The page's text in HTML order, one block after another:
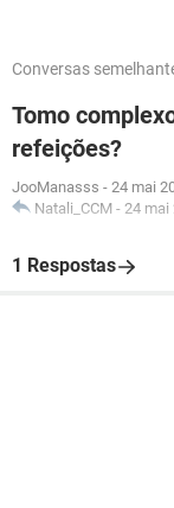
Conversas
Tomo
refeições?
JooManasss - 24 mai
Natali_CCM - 24 mai
1 Respostas